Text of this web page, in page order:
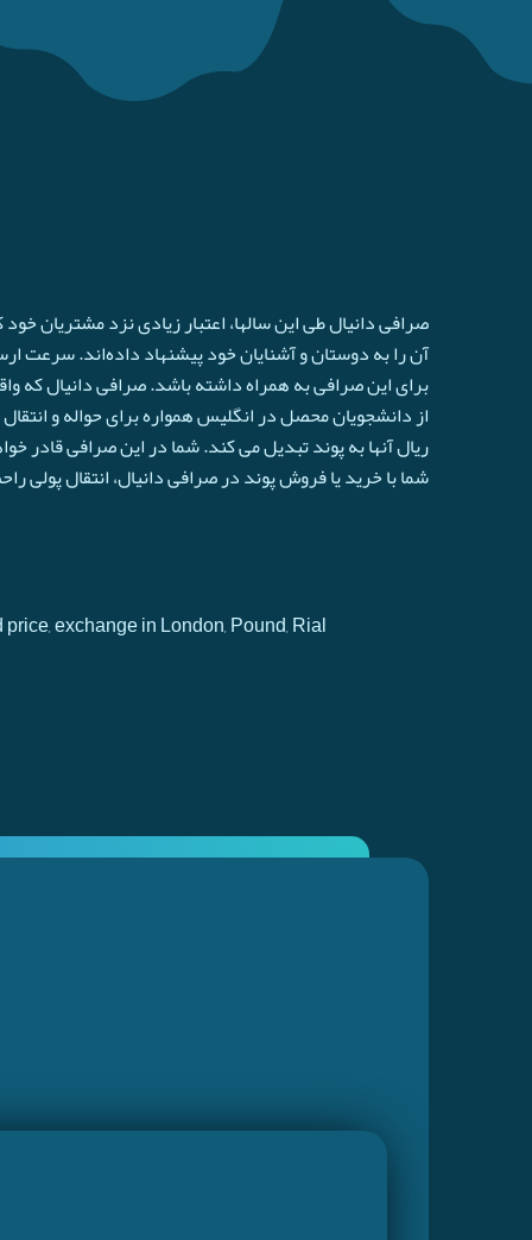
صرافی دانیال طی این سالها، اعتبار زیادی نزد مشتریان
آن را به دوستان و آشنایان خود پیشنهاد داده‌اند. سرعت
برای این صرافی به همراه داشته باشد. صرافی دانیال که
از دانشجویان محصل در انگلیس همواره برای حواله و
ريال آنها به پوند تبدیل می کند. شما در این صرافی قادر
شما با خرید یا فروش پوند در صرافی دانیال، انتقال پولی
exchange in London, Pound, Rial